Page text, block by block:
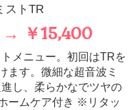
ストTR
→ ￥15,400
メニュー。初回はTRを
ます。微細な超音波ミ
し、柔らかなでツヤの
ームケア付き ※リタッ